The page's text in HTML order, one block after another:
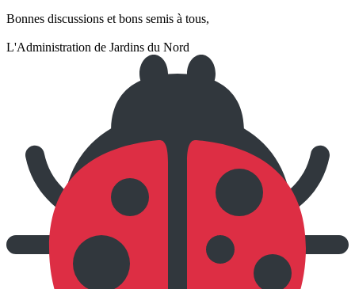
Bonnes discussions et bons semis à tous,
L'Administration de Jardins du Nord